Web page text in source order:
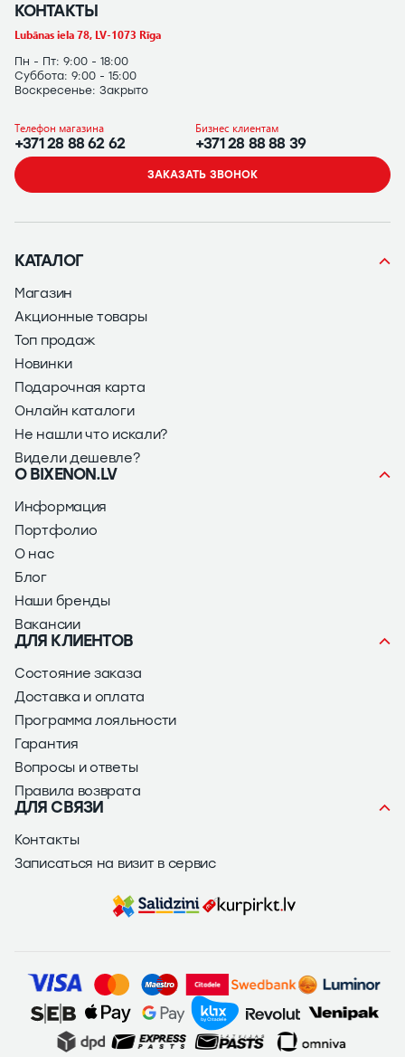
КОНТАКТЫ
Lubānas iela 78, LV-1073 Rīga
Пн - Пт: 9:00 - 18:00
Суббота: 9:00 - 15:00
Воскресенье: Закрыто
Телефон магазина
+371 28 88 62 62
Бизнес клиентам
+371 28 88 88 39
ЗАКАЗАТЬ ЗВОНОК
КАТАЛОГ
Магазин
Акционные товары
Топ продаж
Новинки
Подарочная карта
Онлайн каталоги
Не нашли что искали?
Видели дешевле?
О BIXENON.LV
Информация
Портфолио
О нас
Блог
Наши бренды
Вакансии
ДЛЯ КЛИЕНТОВ
Состояние заказа
Доставка и оплата
Программа лояльности
Гарантия
Вопросы и ответы
Правила возврата
ДЛЯ СВЯЗИ
Контакты
Записаться на визит в сервис